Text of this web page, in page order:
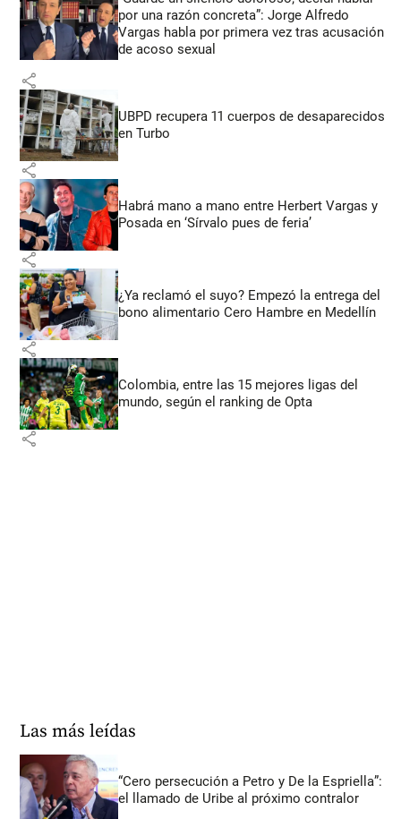
por una razón concreta”: Jorge Alfredo
Vargas habla por primera vez tras acusación
de acoso sexual
share
UBPD recupera 11 cuerpos de desaparecidos
en Turbo
share
Habrá mano a mano entre Herbert Vargas y
Posada en ‘Sírvalo pues de feria’
share
¿Ya reclamó el suyo? Empezó la entrega del
bono alimentario Cero Hambre en Medellín
share
Colombia, entre las 15 mejores ligas del
mundo, según el ranking de Opta
share
Las más leídas
“Cero persecución a Petro y De la Espriella”:
el llamado de Uribe al próximo contralor